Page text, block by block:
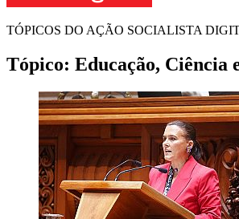
TÓPICOS DO AÇÃO SOCIALISTA
Tópico: Educação, Ciência